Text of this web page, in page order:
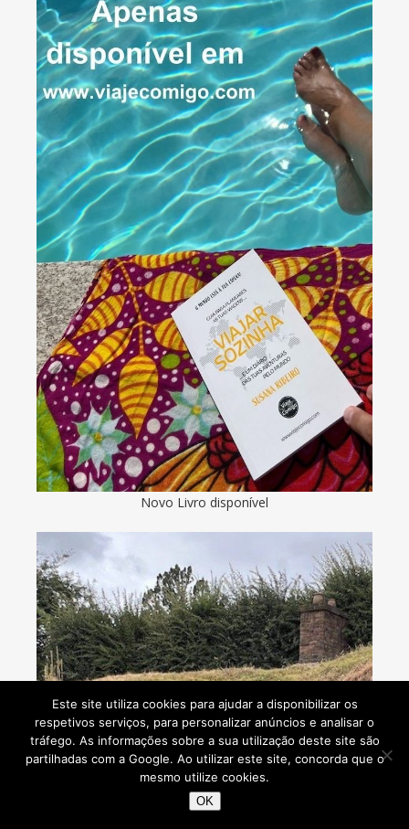
Novo Livro disponível
Este site utiliza cookies para ajudar a disponibilizar os
respetivos serviços, para personalizar anúncios e analisar o
tráfego. As informações sobre a sua utilização deste site são
partilhadas com a Google. Ao utilizar este site, concorda que o
mesmo utilize cookies.
OK